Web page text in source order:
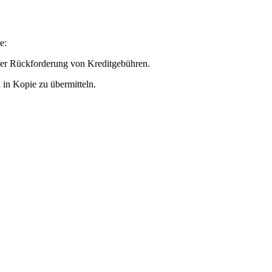
Rückforderung von Kreditgebühren.
in Kopie zu übermitteln.